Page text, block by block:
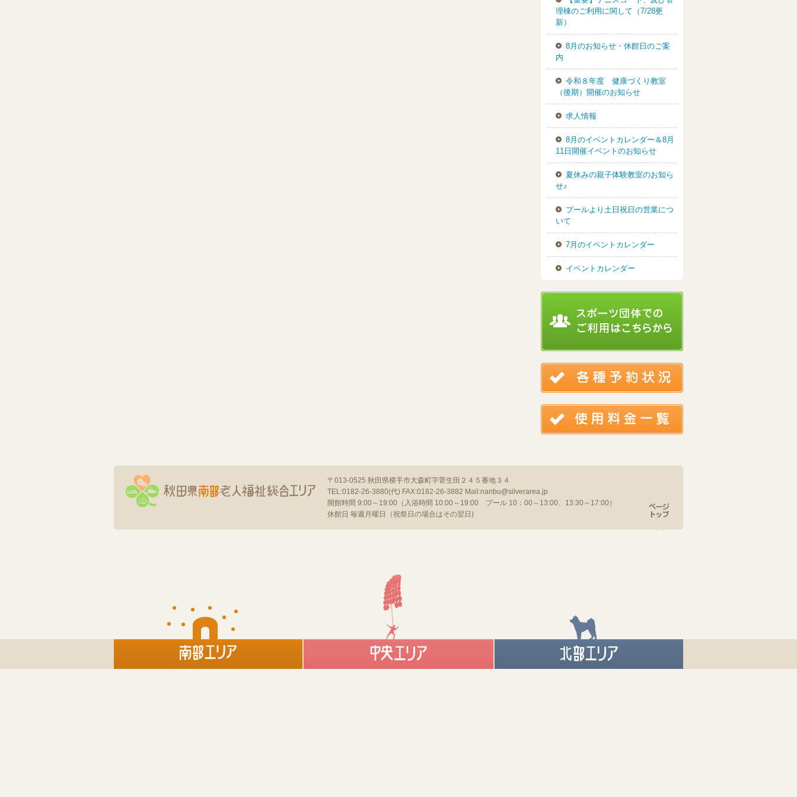
理棟のご利用に関して（7/28更
新）
8月のお知らせ・休館日のご案
内
令和８年度 健康づくり教室
（後期）開催のお知らせ
求人情報
8月のイベントカレンダー＆8月
11日開催イベントのお知らせ
夏休みの親子体験教室のお知ら
せ♪
プールより土日祝日の営業につ
いて
7月のイベントカレンダー
イベントカレンダー
〒013-0525 秋田県横手市大森町字菅生田２４５番地３４
TEL:0182-26-3880(代) FAX:0182-26-3882 Mail:nanbu@silverarea.jp
開館時間 9:00～19:00（入浴時間 10:00～19:00 プール 10：00～13:00、13:30～17:00）
休館日 毎週月曜日（祝祭日の場合はその翌日)